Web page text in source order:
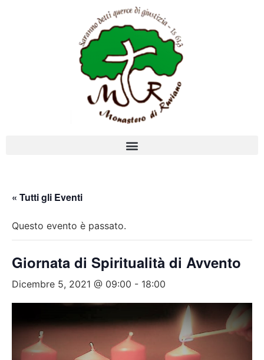
« Tutti gli Eventi
Questo evento è passato.
Giornata di Spiritualità di Avvento
Dicembre 5, 2021 @ 09:00 - 18:00